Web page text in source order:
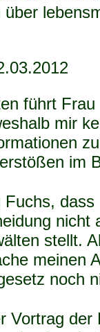
führt
mir
zu
im
nicht
stellt.
meinen
noch
Vortrag der